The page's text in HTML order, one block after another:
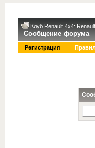
Клуб Renault 4x4:
Сообщение форума
Регистрация